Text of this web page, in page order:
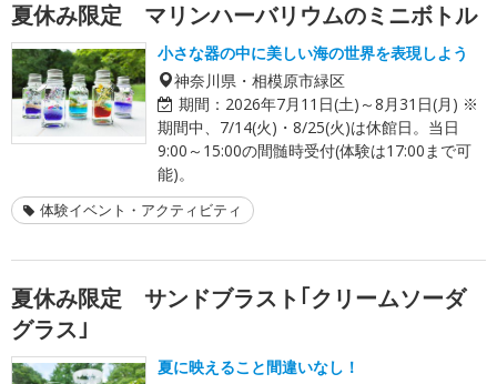
夏休み限定 マリンハーバリウムのミニボトル
小さな器の中に美しい海の世界を表現しよう
神奈川県・相模原市緑区
期間： 2026年7月11日(土)～8月31日(月) ※
期間中、7/14(火)・8/25(火)は休館日。当日
9:00～15:00の間髄時受付(体験は17:00まで可
能)。
体験イベント・アクティビティ
夏休み限定 サンドブラスト｢クリームソーダ
グラス｣
夏に映えること間違いなし！